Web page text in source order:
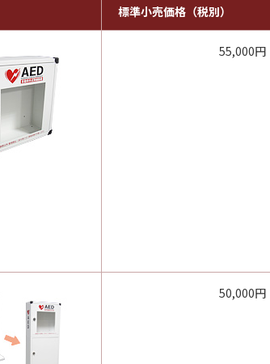
標準小売価格（税別）
55,000円
50,000円